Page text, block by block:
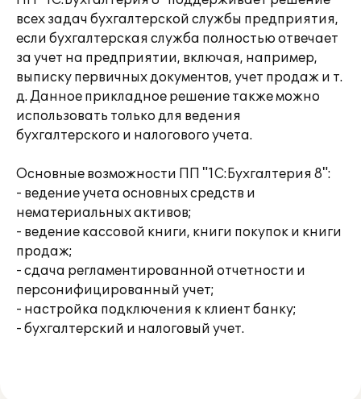
всех задач бухгалтерской службы предприятия,
если бухгалтерская служба полностью отвечает
за учет на предприятии, включая, например,
выписку первичных документов, учет продаж и т.
д. Данное прикладное решение также можно
использовать только для ведения
бухгалтерского и налогового учета.
Основные возможности ПП "1С:Бухгалтерия 8":
- ведение учета основных средств и
нематериальных активов;
- ведение кассовой книги, книги покупок и книги
продаж;
- сдача регламентированной отчетности и
персонифицированный учет;
- настройка подключения к клиент банку;
- бухгалтерский и налоговый учет.